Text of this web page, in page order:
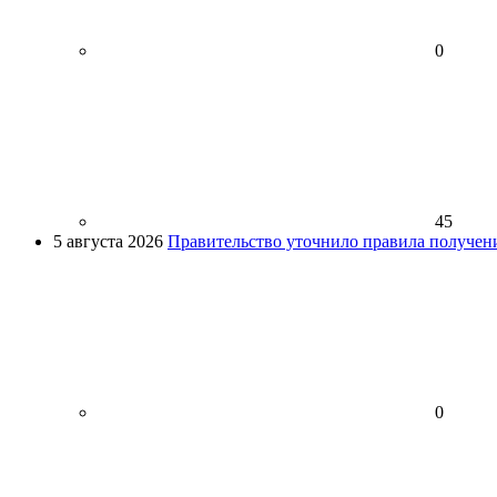
0
45
5 августа 2026 Правительство уточнило правила
0